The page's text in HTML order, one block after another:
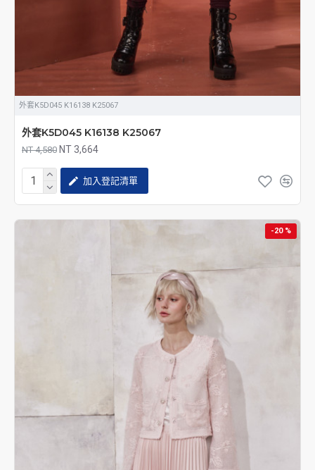
外套K5D045 K16138 K25067
外套K5D045 K16138 K25067
NT 4,580 NT 3,664
加入登記清單
-20 %